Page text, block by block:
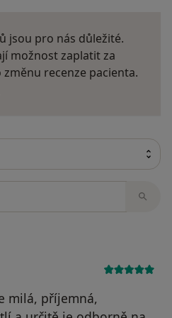
jsou pro nás důležité.
možnost zaplatit za
recenze pacienta.
milá, příjemná,